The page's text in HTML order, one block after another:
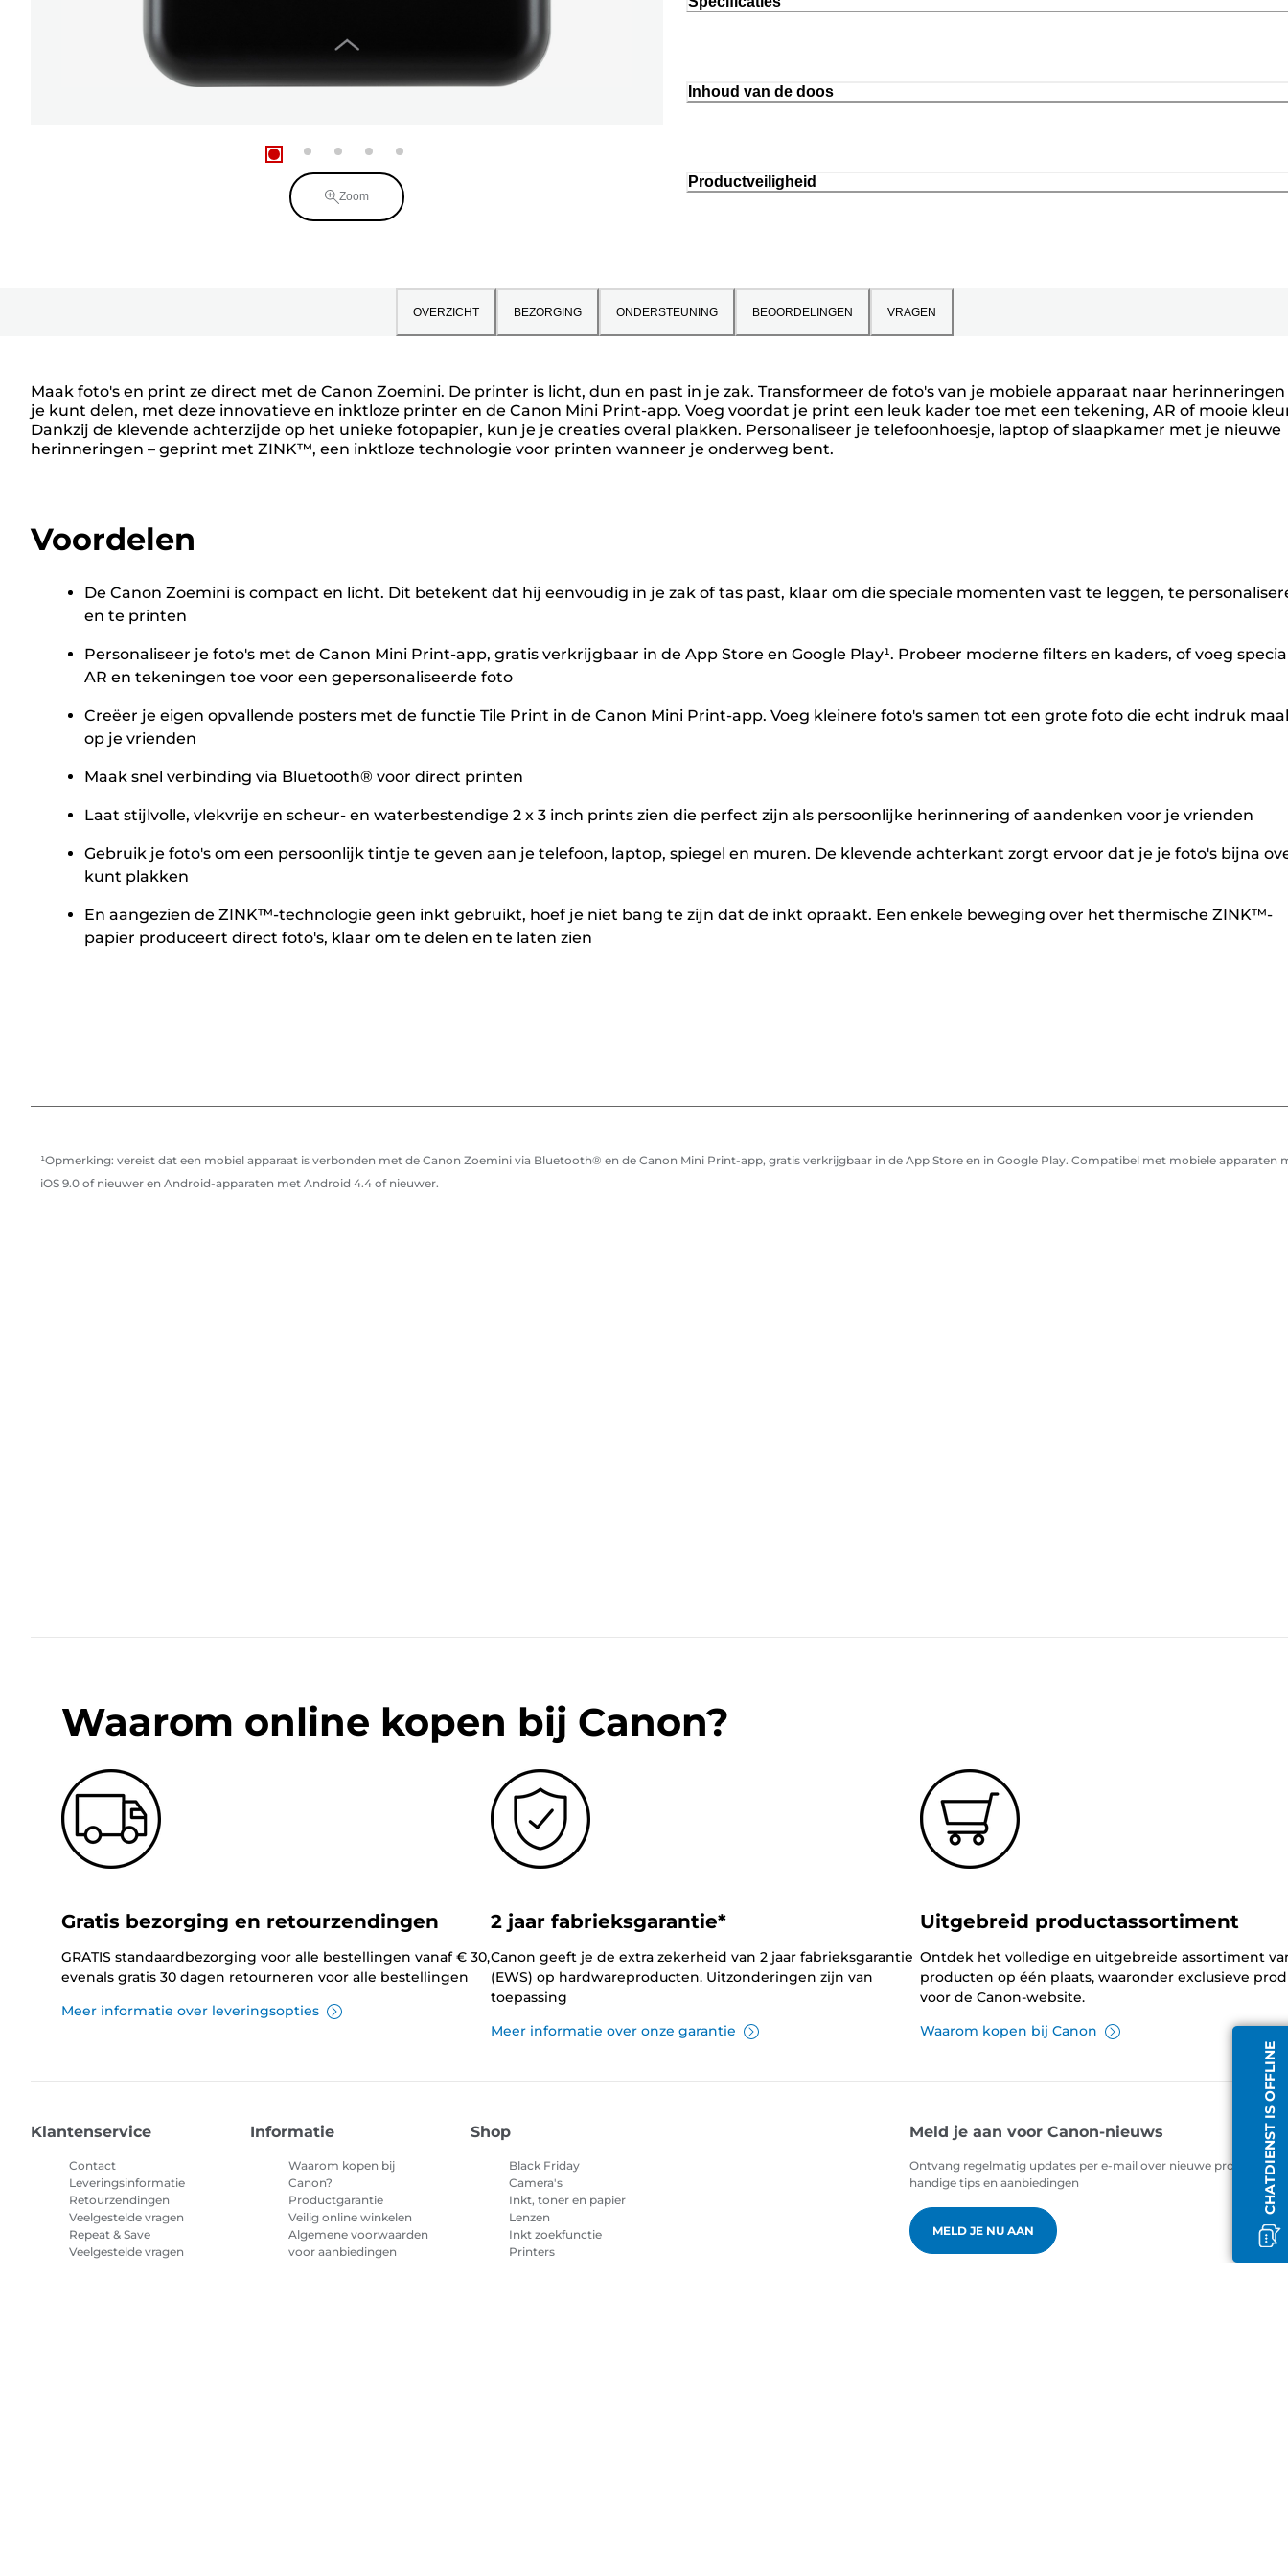
Zoom
Inhoud van de doos
Productveiligheid
OVERZICHT BEZORGING ONDERSTEUNING BEOORDELINGEN VRAGEN
Maak foto's en print ze direct met de Canon Zoemini. De printer is licht, dun en past in je zak. Transformeer de foto's van je mobiele apparaat naar herinneringen
je kunt delen, met deze innovatieve en inktloze printer en de Canon Mini Print-app. Voeg voordat je print een leuk kader toe met een tekening, AR of mooie
Dankzij de klevende achterzijde op het unieke fotopapier, kun je je creaties overal plakken. Personaliseer je telefoonhoesje, laptop of slaapkamer met je nieuwe
herinneringen – geprint met ZINK™, een inktloze technologie voor printen wanneer je onderweg bent.
Voordelen
De Canon Zoemini is compact en licht. Dit betekent dat hij eenvoudig in je zak of tas past, klaar om die speciale momenten vast te leggen, te
en te printen
Personaliseer je foto's met de Canon Mini Print-app, gratis verkrijgbaar in de App Store en Google Play¹. Probeer moderne filters en kaders, of voeg
AR en tekeningen toe voor een gepersonaliseerde foto
Creëer je eigen opvallende posters met de functie Tile Print in de Canon Mini Print-app. Voeg kleinere foto's samen tot een grote foto die echt indruk
op je vrienden
Maak snel verbinding via Bluetooth® voor direct printen
Laat stijlvolle, vlekvrije en scheur- en waterbestendige 2 x 3 inch prints zien die perfect zijn als persoonlijke herinnering of aandenken voor je vrienden
Gebruik je foto's om een persoonlijk tintje te geven aan je telefoon, laptop, spiegel en muren. De klevende achterkant zorgt ervoor dat je je foto's bijna
kunt plakken
En aangezien de ZINK™-technologie geen inkt gebruikt, hoef je niet bang te zijn dat de inkt opraakt. Een enkele beweging over het thermische ZINK™-
papier produceert direct foto's, klaar om te delen en te laten zien
¹Opmerking: vereist dat een mobiel apparaat is verbonden met de Canon Zoemini via Bluetooth® en de Canon Mini Print-app, gratis verkrijgbaar in de App Store en in Google Play. Compatibel met mobiele apparaten
iOS 9.0 of nieuwer en Android-apparaten met Android 4.4 of nieuwer.
CHATDIENST IS OFFLINE
Waarom online kopen bij Canon?
Gratis bezorging en retourzendingen
GRATIS standaardbezorging voor alle bestellingen vanaf € 30,
evenals gratis 30 dagen retourneren voor alle bestellingen
Meer informatie over leveringsopties
2 jaar fabrieksgarantie*
Canon geeft je de extra zekerheid van 2 jaar fabrieksgarantie
(EWS) op hardwareproducten. Uitzonderingen zijn van
toepassing
Meer informatie over onze garantie
Uitgebreid productassortiment
Ontdek het volledige en uitgebreide assortiment
producten op één plaats, waaronder exclusieve
voor de Canon-website.
Waarom kopen bij Canon
Klantenservice
Contact
Leveringsinformatie
Retourzendingen
Veelgestelde vragen
Repeat & Save
Veelgestelde vragen
Informatie
Waarom kopen bij
Canon?
Productgarantie
Veilig online winkelen
Algemene voorwaarden
voor aanbiedingen
Shop
Black Friday
Camera's
Inkt, toner en papier
Lenzen
Inkt zoekfunctie
Printers
Meld je aan voor Canon-nieuws
Ontvang regelmatig updates per e-mail over nieuwe producten,
handige tips en aanbiedingen
MELD JE NU AAN